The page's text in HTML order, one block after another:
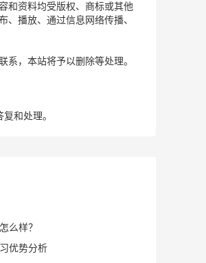
和资料均受版权、商标或其他
播放、通过信息网络传播、
，本站将予以删除等处理。
和处理。
么样？
优势分析